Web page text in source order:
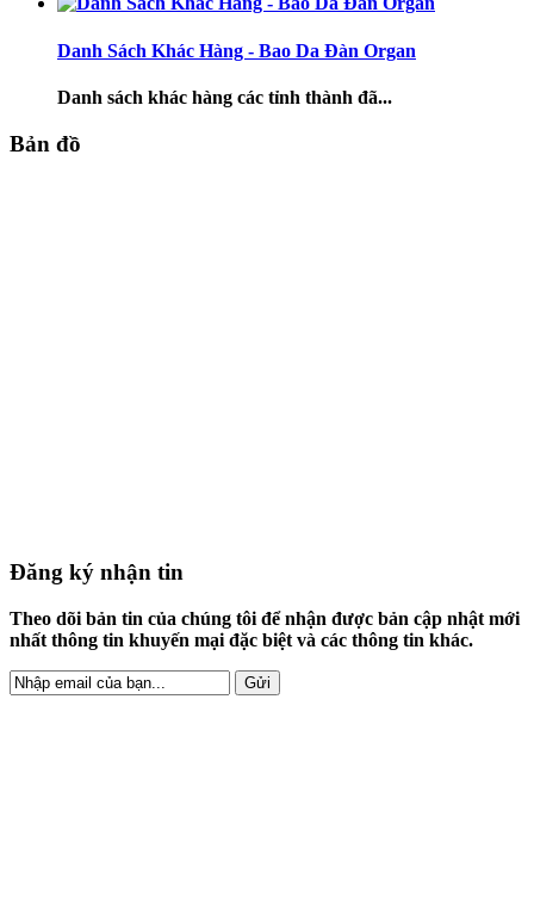
Danh Sách Khác Hàng - Bao Da Đàn Organ
Danh sách khác hàng các tỉnh thành đã...
Bản đồ
Đăng ký nhận tin
Theo dõi bản tin của chúng tôi để nhận được bản cập nhật mới
nhất thông tin khuyến mại đặc biệt và các thông tin khác.